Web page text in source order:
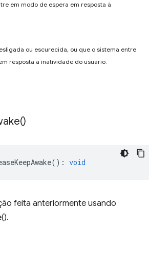
em modo de espera em resposta à
ou escurecida, ou que o sistema entre
resposta à inatividade do usuário.
)
() : void
feita anteriormente usando